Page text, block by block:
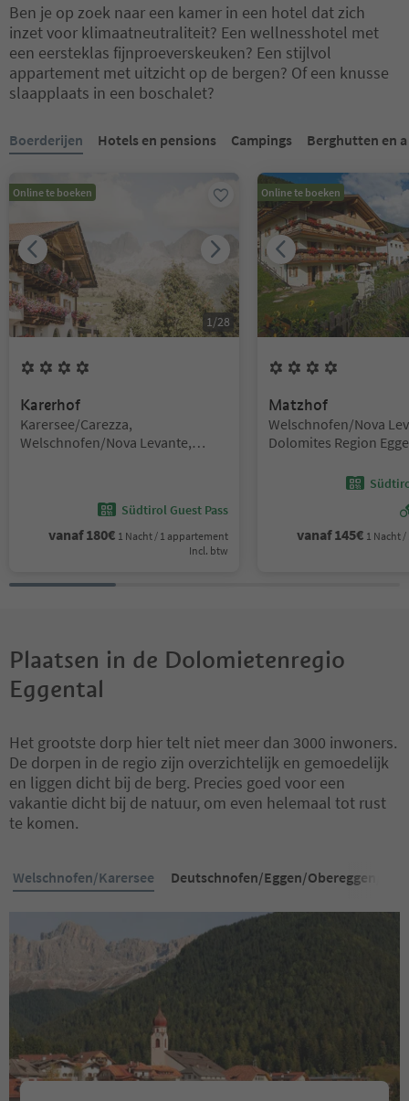
Ben je op zoek naar een kamer in een hotel dat zich
inzet voor klimaatneutraliteit? Een wellnesshotel met
een eersteklas fijnproeverskeuken? Een stijlvol
appartement met uitzicht op de bergen? Of een knusse
slaapplaats in een boschalet?
Boerderijen Hotels en pensions Campings Berghutten en
Online te boeken
1 /28
Karerhof
Locatie:
Karersee/Carezza,
Welschnofen/Nova Levante,
Südtirol Guest Pass
vanaf180€ 1 Nacht / 1 appartement
Incl. btw
Online te boeken
Matzhof
Locatie:
Welschnofen/Nova
Dolomites Region
vanaf145€ 1 Nacht
Plaatsen in de Dolomietenregio
Eggental
Het grootste dorp hier telt niet meer dan 3000 inwoners.
De dorpen in de regio zijn overzichtelijk en gemoedelijk
en liggen dicht bij de berg. Precies goed voor een
vakantie dicht bij de natuur, om even helemaal tot rust
te komen.
Welschnofen/Karersee Deutschnofen/Eggen/Obereggen/